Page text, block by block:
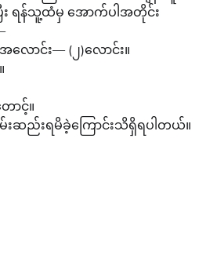
ြီး ရန်သူ့ထံမှ အောက်ပါအတိုင်း
ောင်း— (၂)လောင်း။
ာင့်။
းဆည်းရမိခဲ့ကြောင်းသိရှိရပါတယ်။